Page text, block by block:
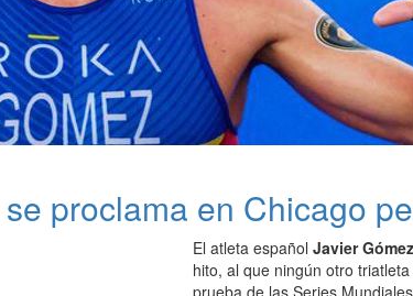
proclama en Chicago
El atleta español Javier
hito, al que ningún otro
prueba de las Series